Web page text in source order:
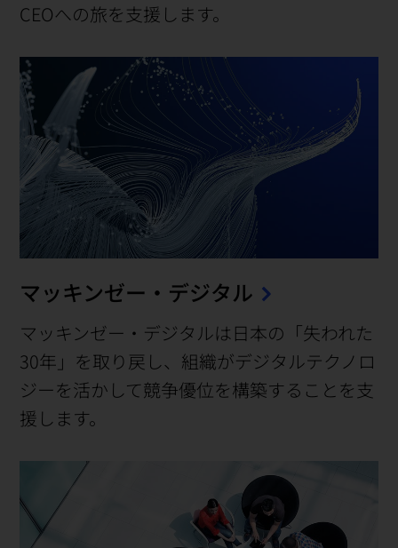
CEOへの旅を支援します。
マッキンゼー・デジタル
マッキンゼー・デジタルは日本の「失われた
30年」を取り戻し、組織がデジタルテクノロ
ジーを活かして競争優位を構築することを支
援します。